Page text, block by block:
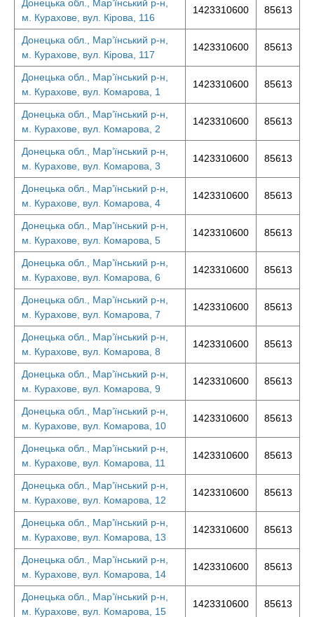
Донецька обл., Мар’їнський р-н,
м. Курахове, вул. Кірова, 116
1423310600 85613
Донецька обл., Мар’їнський р-н,
м. Курахове, вул. Кірова, 117
1423310600 85613
Донецька обл., Мар’їнський р-н,
м. Курахове, вул. Комарова, 1
1423310600 85613
Донецька обл., Мар’їнський р-н,
м. Курахове, вул. Комарова, 2
1423310600 85613
Донецька обл., Мар’їнський р-н,
м. Курахове, вул. Комарова, 3
1423310600 85613
Донецька обл., Мар’їнський р-н,
м. Курахове, вул. Комарова, 4
1423310600 85613
Донецька обл., Мар’їнський р-н,
м. Курахове, вул. Комарова, 5
1423310600 85613
Донецька обл., Мар’їнський р-н,
м. Курахове, вул. Комарова, 6
1423310600 85613
Донецька обл., Мар’їнський р-н,
м. Курахове, вул. Комарова, 7
1423310600 85613
Донецька обл., Мар’їнський р-н,
м. Курахове, вул. Комарова, 8
1423310600 85613
Донецька обл., Мар’їнський р-н,
м. Курахове, вул. Комарова, 9
1423310600 85613
Донецька обл., Мар’їнський р-н,
м. Курахове, вул. Комарова, 10
1423310600 85613
Донецька обл., Мар’їнський р-н,
м. Курахове, вул. Комарова, 11
1423310600 85613
Донецька обл., Мар’їнський р-н,
м. Курахове, вул. Комарова, 12
1423310600 85613
Донецька обл., Мар’їнський р-н,
м. Курахове, вул. Комарова, 13
1423310600 85613
Донецька обл., Мар’їнський р-н,
м. Курахове, вул. Комарова, 14
1423310600 85613
Донецька обл., Мар’їнський р-н,
м. Курахове, вул. Комарова, 15
1423310600 85613